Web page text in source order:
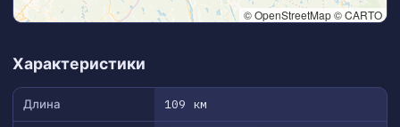
© OpenStreetMap © CARTO
Характеристики
Длина 109 км